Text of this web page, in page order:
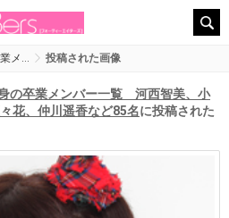
メ… 投稿された画像
身の卒業メンバー一覧 河西智美、小
花、仲川遥香など85名に投稿された